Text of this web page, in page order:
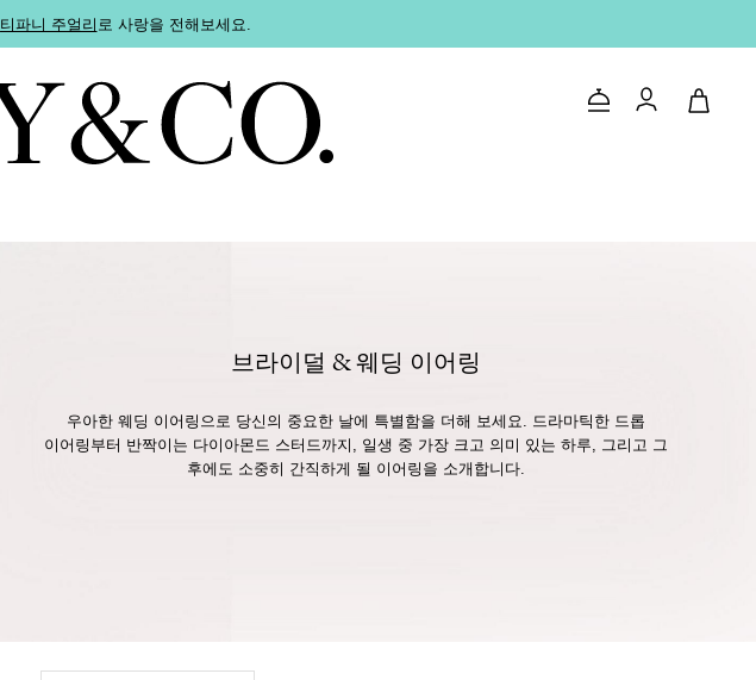
티파니 주얼리로 사랑을 전해보세요.
문의하기로그인
브라이덜 & 웨딩 이어링
우아한 웨딩 이어링으로 당신의 중요한 날에 특별함을 더해 보세요. 드라마틱한 드롭
이어링부터 반짝이는 다이아몬드 스터드까지, 일생 중 가장 크고 의미 있는 하루, 그리고 그
후에도 소중히 간직하게 될 이어링을 소개합니다.